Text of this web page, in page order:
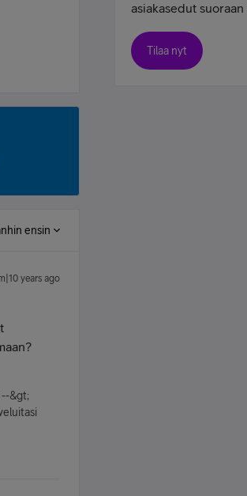
ensin
years ago
&gt;
asiakasedut
Tilaa nyt